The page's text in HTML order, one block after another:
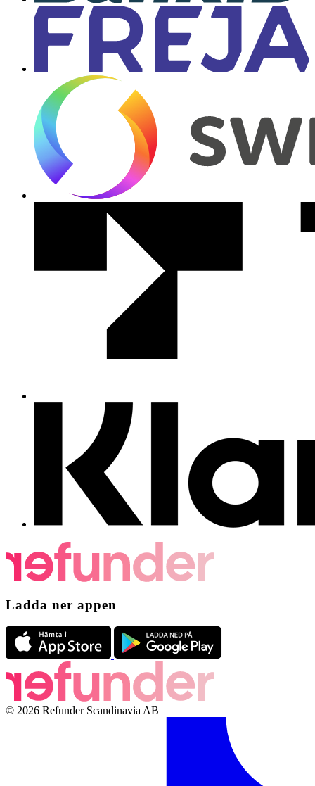
Ladda ner appen
© 2026 Refunder Scandinavia AB